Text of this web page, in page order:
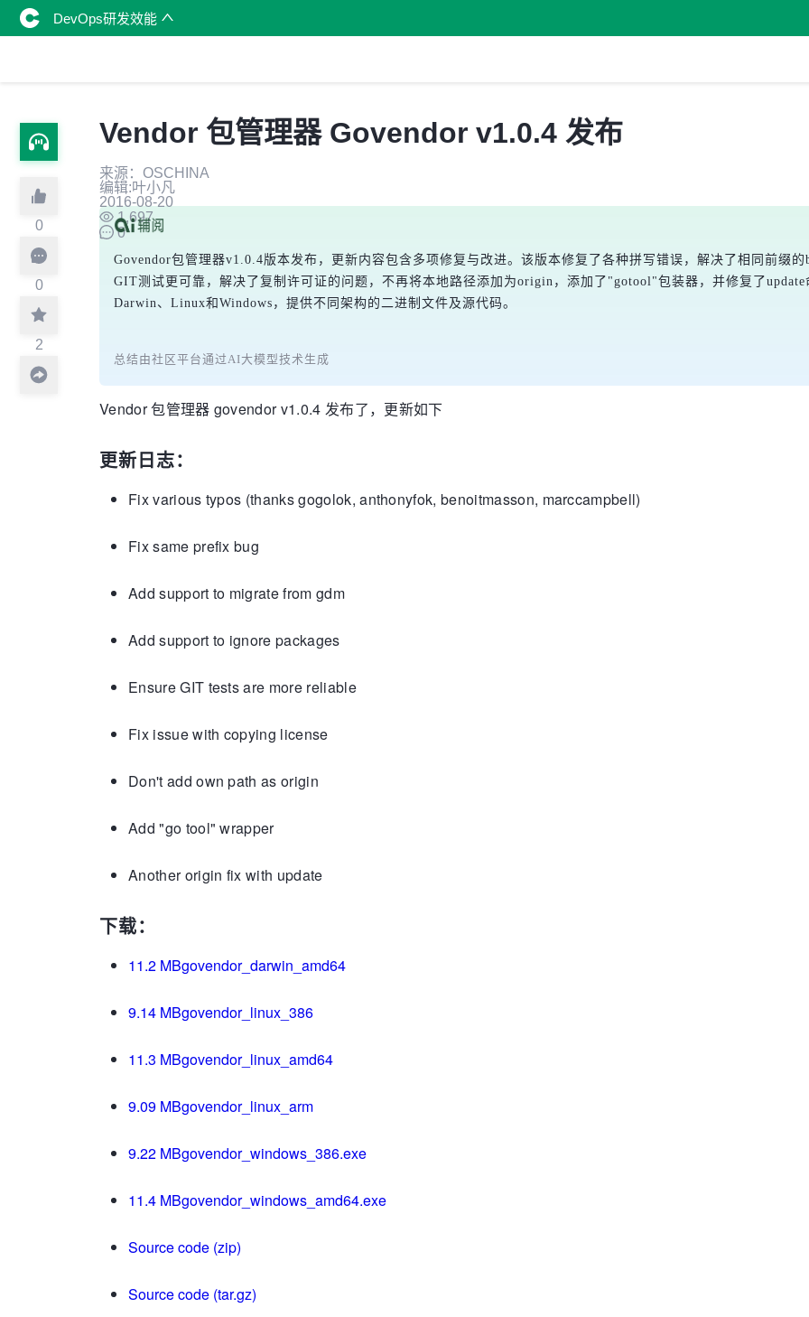
DevOps研发效能
0
0
2
Vendor 包管理器 Govendor v1.0.4 发布
来源：OSCHINA
编辑:叶小凡
2016-08-20
1,697
0
Govendor包管理器v1.0.4版本发布，更新内容包含多项修复与改进。该版本修复了各种拼写错误，解决了相同前缀
GIT测试更可靠，解决了复制许可证的问题，不再将本地路径添加为origin，添加了"gotool"包装器，并修复了
Darwin、Linux和Windows，提供不同架构的二进制文件及源代码。
总结由社区平台通过AI大模型技术生成
Vendor 包管理器 govendor v1.0.4 发布了，更新如下
更新日志：
Fix various typos (thanks gogolok, anthonyfok, benoitmasson, marccampbell)
Fix same prefix bug
Add support to migrate from gdm
Add support to ignore packages
Ensure GIT tests are more reliable
Fix issue with copying license
Don't add own path as origin
Add "go tool" wrapper
Another origin fix with update
下载：
11.2 MBgovendor_darwin_amd64
9.14 MBgovendor_linux_386
11.3 MBgovendor_linux_amd64
9.09 MBgovendor_linux_arm
9.22 MBgovendor_windows_386.exe
11.4 MBgovendor_windows_amd64.exe
Source code (zip)
Source code (tar.gz)